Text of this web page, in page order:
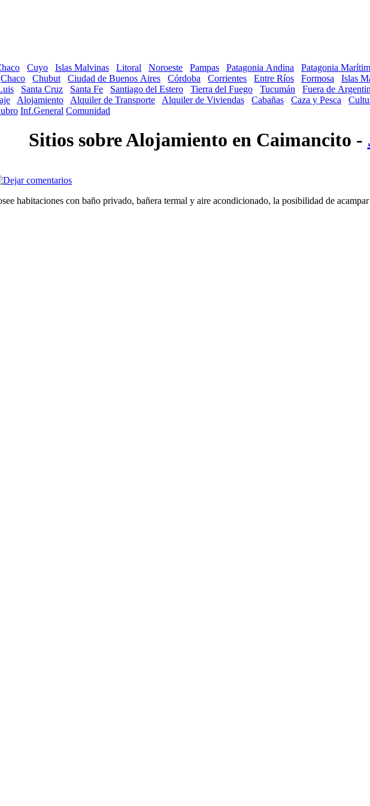
Cuyo Islas Malvinas Litoral Noroeste Pampas Patagonia Andina Patagonia
Chaco Chubut Ciudad de Buenos Aires Córdoba Corrientes Entre Ríos Formosa Islas
Santa Cruz Santa Fe Santiago del Estero Tierra del Fuego Tucumán Fuera de
Alojamiento Alquiler de Transporte Alquiler de Viviendas Cabañas Caza y Pesca
Inf.General Comunidad
Sitios sobre Alojamiento en Caimancito -
habitaciones con baño privado, bañera termal y aire acondicionado, la posibilidad de